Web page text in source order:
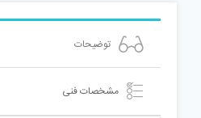
توضیحات
مشخصات فنی